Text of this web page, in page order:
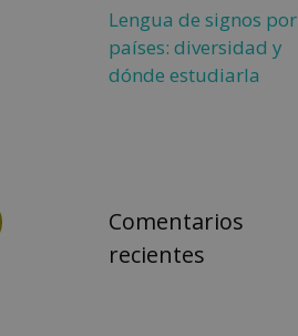
Lengua de signos por
países: diversidad y
dónde estudiarla
Comentarios
recientes